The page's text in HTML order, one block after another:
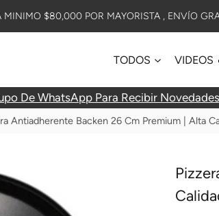
MINIMO $80,000 POR MAYORISTA , ENVÍO
TODOS VIDEOS
De WhatsApp Para Recibir
Antiadherente Backen 26 Cm Premium | Alta